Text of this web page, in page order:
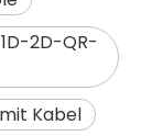
2D-QR-
Kabel